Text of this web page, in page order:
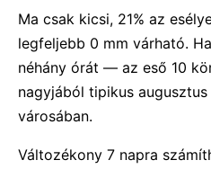
Ma csak kicsi, 21% az
legfeljebb 0 mm várható.
néhány órát — az eső 10
nagyjából tipikus
városában.
Változékony 7 napra